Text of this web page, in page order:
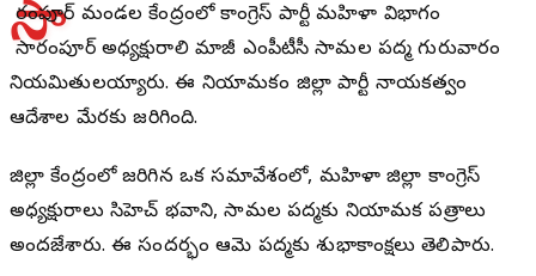
రంగాపూర్ మండల కేంద్రంలో కాంగ్రెస్ పార్టీ మహిళా విభాగం
సారంగాపూర్ అధ్యక్షురాలిగా మాజీ ఎంపీటీసీ సామల పద్మ గురువారం
నియమితులయ్యారు. ఈ నియామకం జిల్లా పార్టీ నాయకత్వం
ఆదేశాల మేరకు జరిగింది.
జిల్లా కేంద్రంలో జరిగిన ఒక సమావేశంలో, మహిళా జిల్లా కాంగ్రెస్
అధ్యక్షురాలు సిహెచ్ భవాని, సామల పద్మకు నియామక పత్రాలు
అందజేశారు. ఈ సందర్భంగా ఆమె పద్మకు శుభాకాంక్షలు తెలిపారు.